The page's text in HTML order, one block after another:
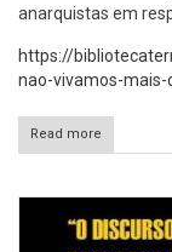
anarquistas em
https://
nao-vivamos-
Read more